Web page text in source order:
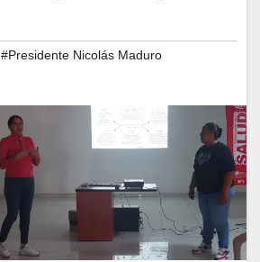
#Presidente Nicolás Maduro